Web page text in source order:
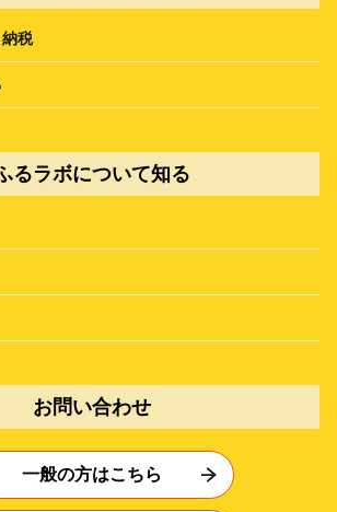
税
るラボについて知る
お問い合わせ
一般の方はこちら